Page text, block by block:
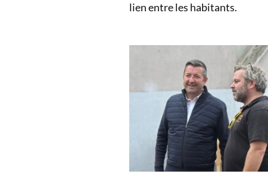
lien entre les habitants.